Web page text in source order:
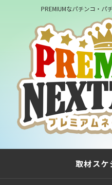
PREMIUMなパチンコ・パ
取材スケ